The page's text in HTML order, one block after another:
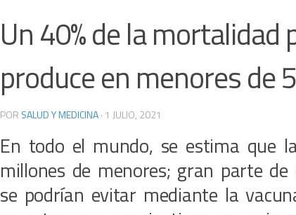
Un 40% de la mortalidad
produce en menores de
POR SALUD Y MEDICINA· 1 JULIO, 2021
En todo el mundo, se estima que
millones de menores; gran parte
se podrían evitar mediante la